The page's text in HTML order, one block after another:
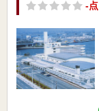
-点